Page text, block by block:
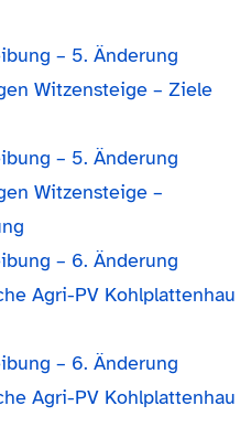
– 5. Änderung
Witzensteige – Ziele
– 5. Änderung
Witzensteige –
– 6. Änderung
Agri-PV Kohlplattenhau
– 6. Änderung
Agri-PV Kohlplattenhau